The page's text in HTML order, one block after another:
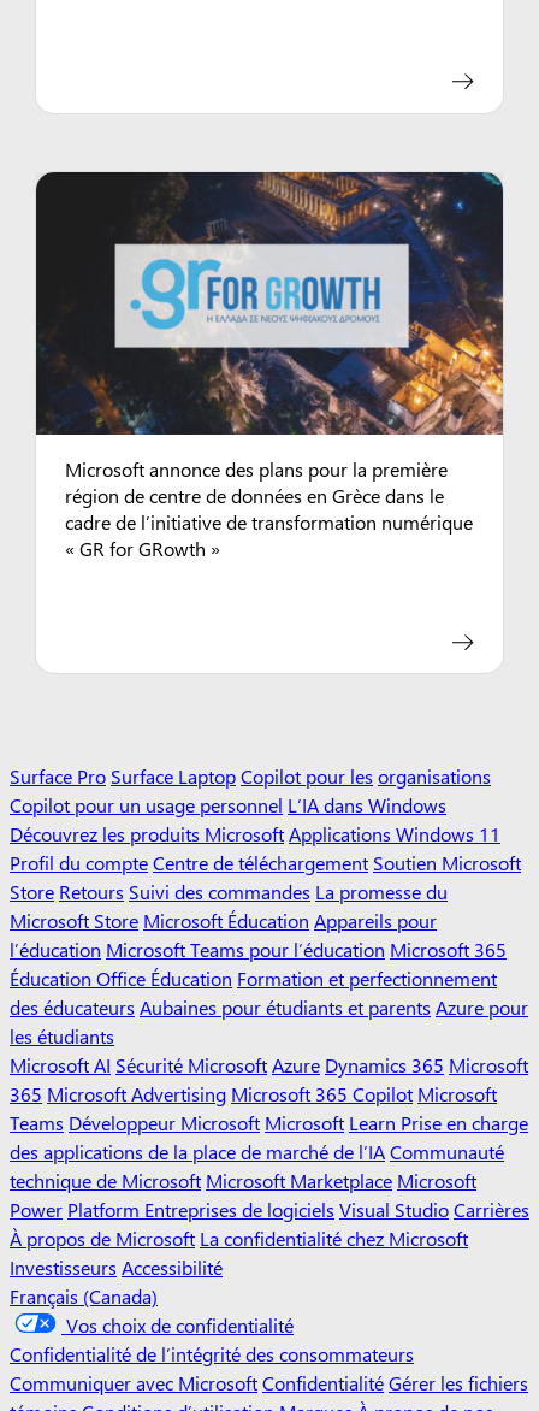
Microsoft annonce des plans pour la première
région de centre de données en Grèce dans le
cadre de l’initiative de transformation numérique
« GR for GRowth »
Surface Pro Surface LaptopCopilot pour les organisations
Copilot pour un usage personnel L’IA dans Windows
Découvrez les produits MicrosoftApplications Windows 11
Profil du compteCentre de téléchargement Soutien Microsoft
Store Retours Suivi des commandes La promesse du
Microsoft Store Microsoft Éducation Appareils pour
l’éducation Microsoft Teams pour l’éducation Microsoft 365
Éducation Office Éducation Formation et perfectionnement
des éducateurs Aubaines pour étudiants et parents Azure pour
les étudiants
Microsoft AI Sécurité MicrosoftAzure Dynamics 365 Microsoft
365 Microsoft Advertising Microsoft 365 Copilot Microsoft
Teams Développeur Microsoft Microsoft Learn Prise en charge
des applications de la place de marché de l’IACommunauté
technique de Microsoft Microsoft Marketplace Microsoft
Power Platform Entreprises de logiciels Visual StudioCarrières
À propos de Microsoft La confidentialité chez Microsoft
Investisseurs Accessibilité
Français (Canada)
Vos choix de confidentialité
Confidentialité de l’intégrité des consommateurs
Communiquer avec MicrosoftConfidentialitéGérer les fichiers